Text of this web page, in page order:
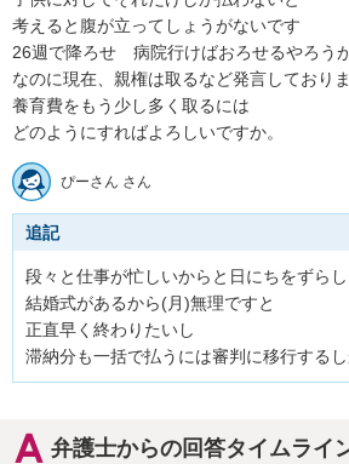
考えると腹が立ってしょうがないです
26週で降ろせ　病院行けばおろせるやろう
なのに現在、親権は取るなど発言しており
養育費をもう少し多く取るには
どのようにすればよろしいですか。
ぴーさん さん
追記
段々と仕事が忙しいからと日にちをずらし
結婚式があるから(月)無理ですと
正直早く終わりたいし
滞納分も一括で払うには審判に移行する
弁護士からの回答タイムライ